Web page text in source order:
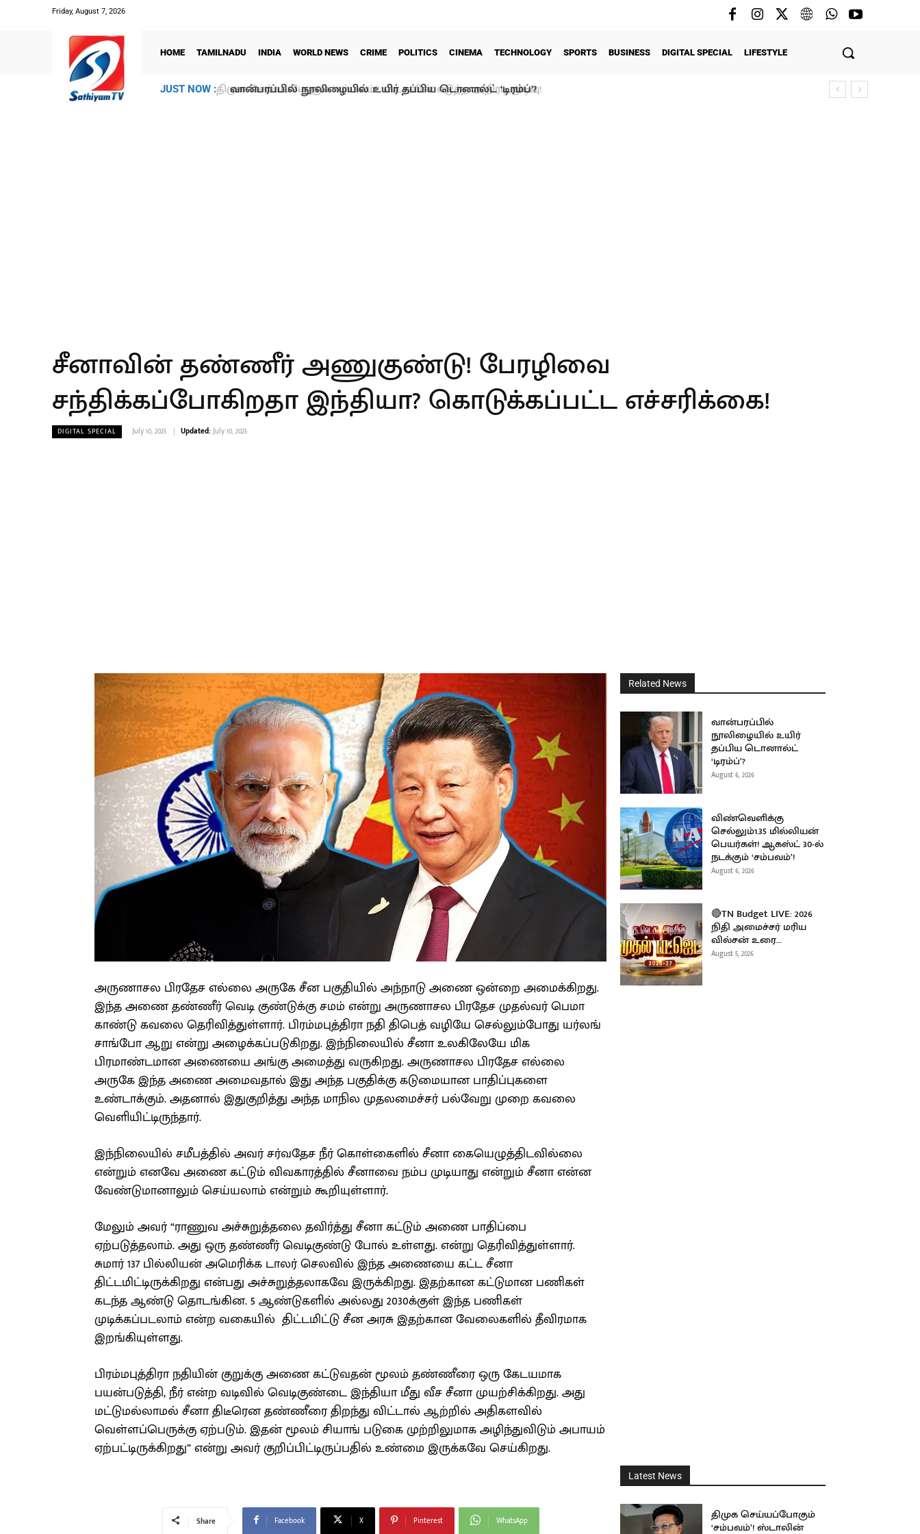
Friday, August 7, 2026
HOME TAMILNADU INDIA WORLD NEWS CRIME POLITICS CINEMA TECHNOLOGY SPORTS BUSINESS DIGITAL SPECIAL LIFESTYLE
JUST NOW : வான்பரப்பில் நூலிழையில் உயிர் தப்பிய டொனால்ட் ‘டிரம்ப்’?
சீனாவின் தண்ணீர் அணுகுண்டு! பேரழிவை
சந்திக்கப்போகிறதா இந்தியா? கொடுக்கப்பட்ட எச்சரிக்கை!
DIGITAL SPECIAL July 10, 2025 Updated: July 10, 2025
அருணாசல பிரதேச எல்லை அருகே சீன பகுதியில் அந்நாடு அணை ஒன்றை அமைக்கிறது.
இந்த அணை தண்ணீர் வெடி குண்டுக்கு சமம் என்று அருணாசல பிரதேச முதல்வர் பெமா
காண்டு கவலை தெரிவித்துள்ளார். பிரம்மபுத்திரா நதி திபெத் வழியே செல்லும்போது யர்லங்
சாங்போ ஆறு என்று அழைக்கப்படுகிறது. இந்நிலையில் சீனா உலகிலேயே மிக
பிரமாண்டமான அணையை அங்கு அமைத்து வருகிறது. அருணாசல பிரதேச எல்லை
அருகே இந்த அணை அமைவதால் இது அந்த பகுதிக்கு கடுமையான பாதிப்புகளை
உண்டாக்கும். அதனால் இதுகுறித்து அந்த மாநில முதலமைச்சர் பல்வேறு முறை கவலை
வெளியிட்டிருந்தார்.
இந்நிலையில் சமீபத்தில் அவர் சர்வதேச நீர் கொள்கைளில் சீனா கையெழுத்திடவில்லை
என்றும் எனவே அணை கட்டும் விவகாரத்தில் சீனாவை நம்ப முடியாது என்றும் சீனா என்ன
வேண்டுமானாலும் செய்யலாம் என்றும் கூறியுள்ளார்.
மேலும் அவர் “ராணுவ அச்சுறுத்தலை தவிர்த்து சீனா கட்டும் அணை பாதிப்பை
ஏற்படுத்தலாம். அது ஒரு தண்ணீர் வெடிகுண்டு போல் உள்ளது. என்று தெரிவித்துள்ளார்.
சுமார் 137 பில்லியன் அமெரிக்க டாலர் செலவில் இந்த அணையை கட்ட சீனா
திட்டமிட்டிருக்கிறது என்பது அச்சுறுத்தலாகவே இருக்கிறது. இதற்கான கட்டுமான பணிகள்
கடந்த ஆண்டு தொடங்கின. 5 ஆண்டுகளில் அல்லது 2030க்குள் இந்த பணிகள்
முடிக்கப்படலாம் என்ற வகையில் திட்டமிட்டு சீன அரசு இதற்கான வேலைகளில் தீவிரமாக
இறங்கியுள்ளது.
பிரம்மபுத்திரா நதியின் குறுக்கு அணை கட்டுவதன் மூலம் தண்ணீரை ஒரு கேடயமாக
பயன்படுத்தி, நீர் என்ற வடிவில் வெடிகுண்டை இந்தியா மீது வீச சீனா முயற்சிக்கிறது. அது
மட்டுமல்லாமல் சீனா திடீரென தண்ணீரை திறந்து விட்டால் ஆற்றில் அதிகளவில்
வெள்ளப்பெருக்கு ஏற்படும். இதன் மூலம் சியாங் படுகை முற்றிலுமாக அழிந்துவிடும் அபாயம்
ஏற்பட்டிருக்கிறது” என்று அவர் குறிப்பிட்டிருப்பதில் உண்மை இருக்கவே செய்கிறது.
Share Facebook X Pinterest WhatsApp
Related News
வான்பரப்பில்
நூலிழையில் உயிர்
தப்பிய டொனால்ட்
‘டிரம்ப்’?
August 6, 2026
விண்வெளிக்கு
செல்லும்1.35 மில்லியன்
பெயர்கள்! ஆகஸ்ட் 30-ல்
நடக்கும் ‘சம்பவம்’!
August 6, 2026
🔴TN Budget LIVE: 2026
நிதி அமைச்சர் மரிய
வில்சன் உரை…
August 5, 2026
Latest News
திமுக செய்யப்போகும்
‘சம்பவம்’! ஸ்டாலின்